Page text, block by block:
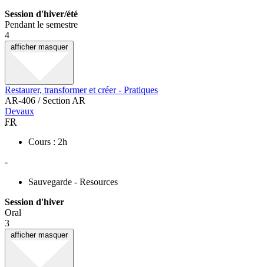
Session d'hiver/été
Pendant le semestre
4
afficher masquer
Restaurer, transformer et créer - Pratiques
AR-406 / Section AR
Devaux
FR
Cours : 2h
-
Sauvegarde - Resources
Session d'hiver
Oral
3
afficher masquer